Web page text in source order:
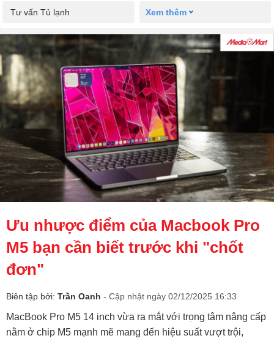
Tư vấn Tủ lạnh Xem thêm
Ưu nhược điểm của Macbook Pro
M5 bạn cần biết trước khi "chốt
đơn"
Biên tập bởi: Trần Oanh - Cập nhật ngày 02/12/2025 16:33
MacBook Pro M5 14 inch vừa ra mắt với trọng tâm nâng cấp
nằm ở chip M5 mạnh mẽ mang đến hiệu suất vượt trội,